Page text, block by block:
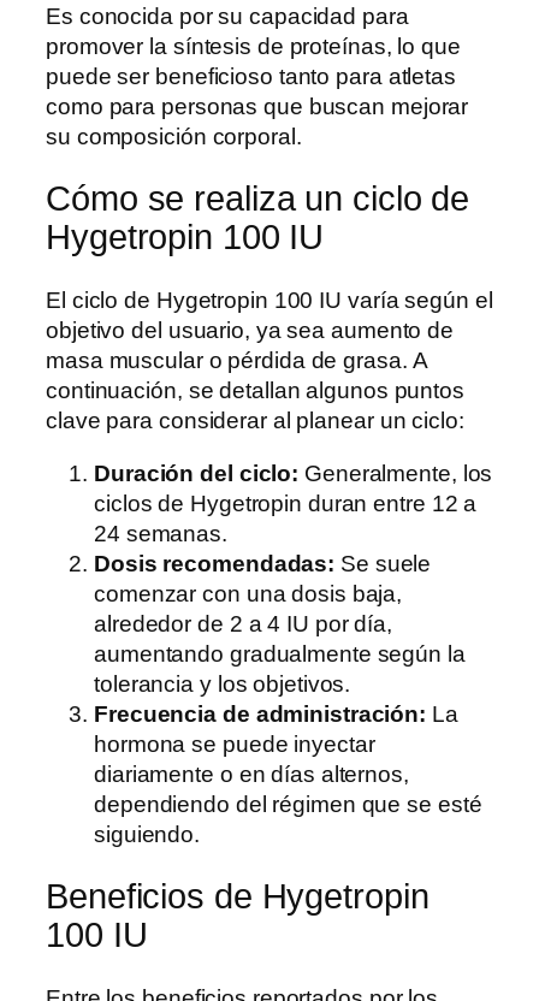
Es conocida por su capacidad para
promover la síntesis de proteínas, lo que
puede ser beneficioso tanto para atletas
como para personas que buscan mejorar
su composición corporal.
Cómo se realiza un ciclo de
Hygetropin 100 IU
El ciclo de Hygetropin 100 IU varía según el
objetivo del usuario, ya sea aumento de
masa muscular o pérdida de grasa. A
continuación, se detallan algunos puntos
clave para considerar al planear un ciclo:
Duración del ciclo: Generalmente, los
ciclos de Hygetropin duran entre 12 a
24 semanas.
Dosis recomendadas: Se suele
comenzar con una dosis baja,
alrededor de 2 a 4 IU por día,
aumentando gradualmente según la
tolerancia y los objetivos.
Frecuencia de administración: La
hormona se puede inyectar
diariamente o en días alternos,
dependiendo del régimen que se esté
siguiendo.
Beneficios de Hygetropin
100 IU